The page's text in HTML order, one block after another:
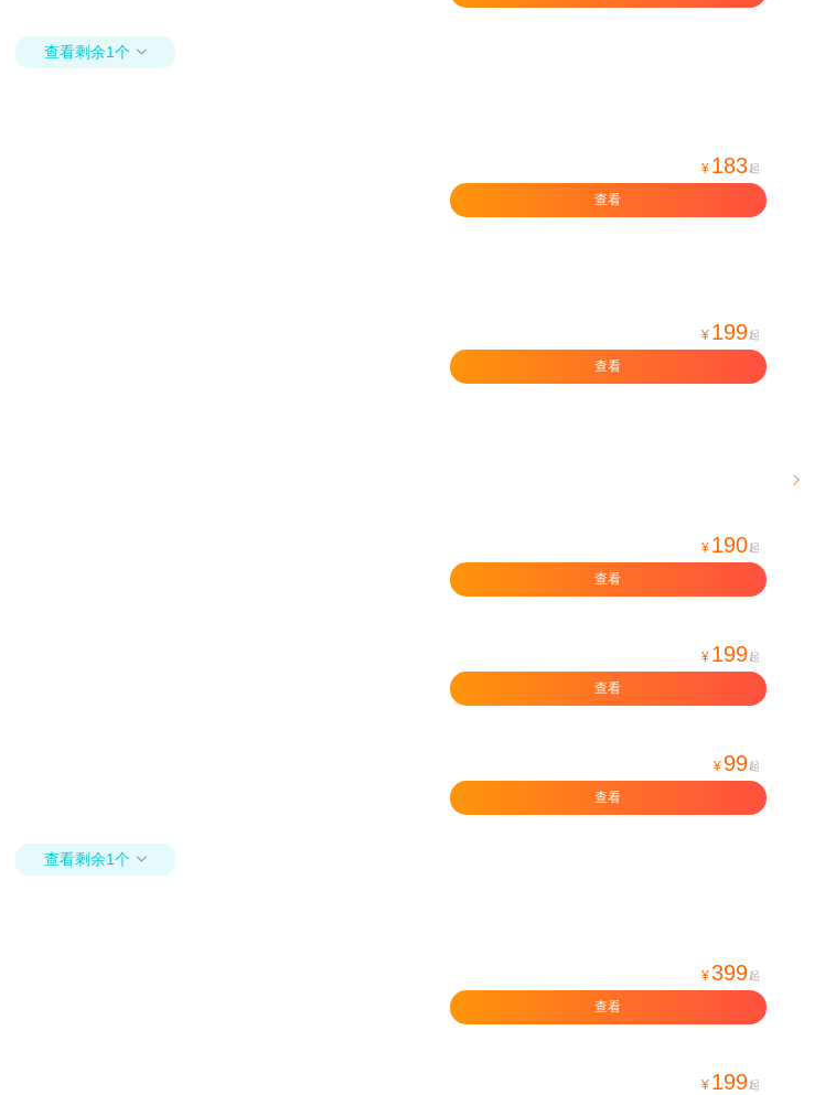
查看剩余1个 
¥ 183 起
查看
¥ 199 起
查看

¥ 190 起
查看
¥ 199 起
查看
¥ 99 起
查看
查看剩余1个 
¥399 起
查看
¥ 199 起